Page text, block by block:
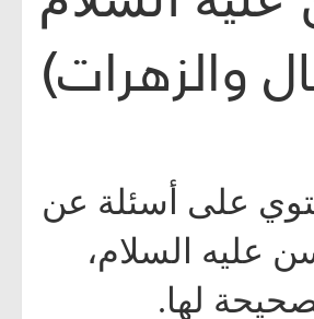
والزهرات)
على أسئلة عن
عليه السلام،
لها.